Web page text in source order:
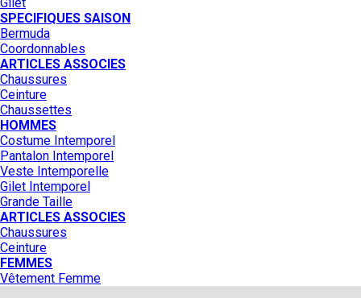
SPECIFIQUES SAISON
Bermuda
Coordonnables
ARTICLES ASSOCIES
Chaussures
Ceinture
Chaussettes
HOMMES
Costume Intemporel
Pantalon Intemporel
Veste Intemporelle
Gilet Intemporel
Grande Taille
ARTICLES ASSOCIES
Chaussures
Ceinture
FEMMES
Vêtement Femme